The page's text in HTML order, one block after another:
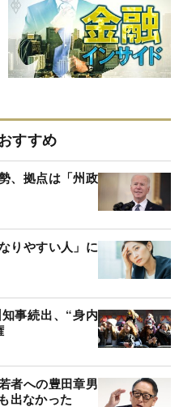
すすめ
、拠点は「州政
りやすい人」に
事続出、“身内
者への豊田章男
出なかった